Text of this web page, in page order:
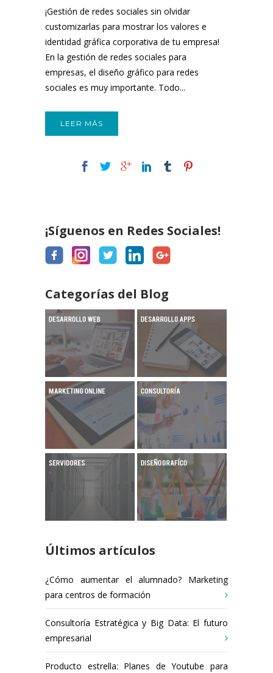
¡Gestión de redes sociales sin olvidar
customizarlas para mostrar los valores e
identidad gráfica corporativa de tu empresa!
En la gestión de redes sociales para
empresas, el diseño gráfico para redes
sociales es muy importante. Todo...
LEER MÁS
¡Síguenos en Redes Sociales!
Categorías del Blog
Últimos artículos
¿Cómo aumentar el alumnado? Marketing
para centros de formación
Consultoría Estratégica y Big Data: El futuro
empresarial
Producto estrella: Planes de Youtube para